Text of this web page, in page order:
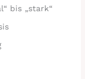
bis „stark“